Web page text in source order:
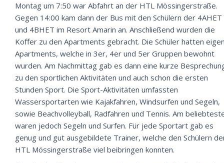
Montag um 7:50 war Abfahrt an der HTL Mössingerstraße.
Gegen 14:00 kam dann der Bus mit den Schülern der 4AHET
und 4BHET im Resort Amarin an. Anschließend wurden die
Koffer zu den Apartments gebracht. Die Schüler hatten
Apartments, welche in 3er, 4er und 5er Gruppen bewohnt
wurden. Am Nachmittag gab es dann eine kurze
zu den sportlichen Aktivitäten und auch schon die ersten
Stunden Sport. Die Sport-Aktivitäten umfassten
Wassersportarten wie Kajakfahren, Windsurfen und Segeln,
sowie Beachvolleyball, Radfahren und Tennis. Am
waren jedoch Segeln und Surfen. Für jede Sportart gab es
genug und gut ausgebildete Trainer, welche den Schülern
HTL Mössingerstraße viel beibringen konnten.